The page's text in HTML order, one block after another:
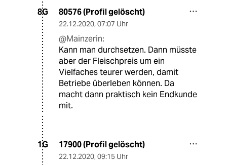
8G 80576 (Profil gelöscht)
22.12.2020, 07:07 Uhr
@Mainzerin:
Kann man durchsetzen. Dann müsste
aber der Fleischpreis um ein
Vielfaches teurer werden, damit
Betriebe überleben können. Da
macht dann praktisch kein Endkunde
mit.
1G 17900 (Profil gelöscht)
22.12.2020, 09:15 Uhr